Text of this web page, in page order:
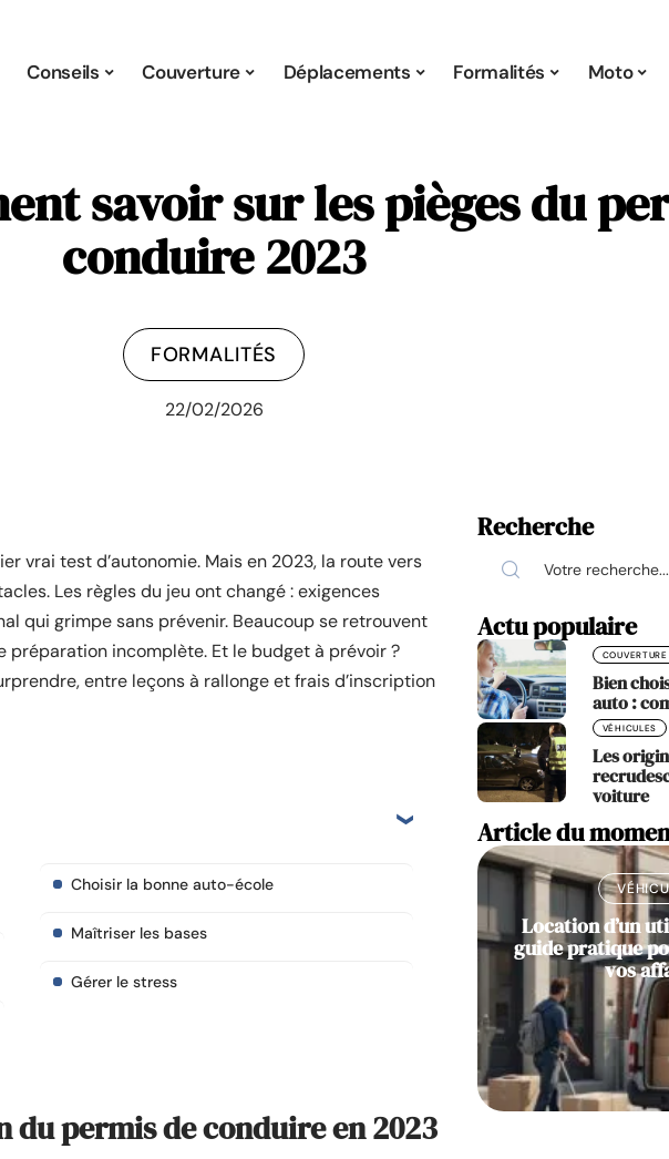
Conseils Couverture Déplacements Formalités Moto
savoir sur les pièges du
conduire 2023
FORMALITÉS
22/02/2026
vrai test d’autonomie. Mais en 2023, la route vers
Les règles du jeu ont changé : exigences
qui grimpe sans prévenir. Beaucoup se retrouvent
incomplète. Et le budget à prévoir ?
entre leçons à rallonge et frais d’inscription
Choisir la bonne auto-école
Maîtriser les bases
Gérer le stress
du permis de conduire en 2023
Recherche
Actu populaire
COUVERTURE
Bien
auto :
VÉHICULES
Les
voiture
Article du
Location d’un
guide pratique
vos